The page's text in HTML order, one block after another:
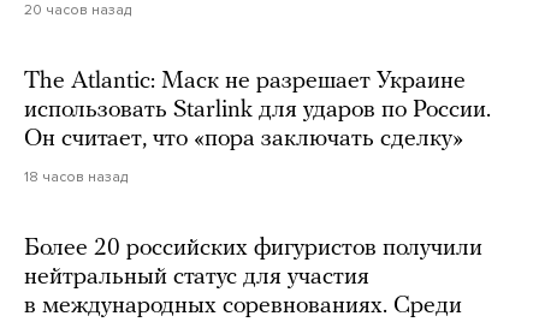
20 часов назад
The Atlantic: Маск не разрешает Украине
использовать Starlink для ударов по России.
Он считает, что «пора заключать сделку»
18 часов назад
Более 20 российских фигуристов получили
нейтральный статус для участия
в международных соревнованиях. Среди